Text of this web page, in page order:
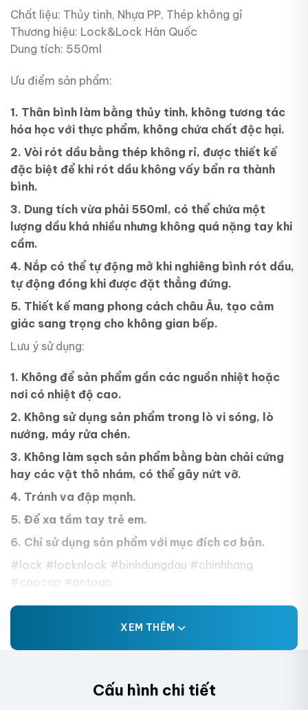
Chất liệu: Thủy tinh, Nhựa PP, Thép không gỉ
Thương hiệu: Lock&Lock Hàn Quốc
Dung tích: 550ml
Ưu điểm sản phẩm:
1. Thân bình làm bằng thủy tinh, không tương tác
hóa học với thực phẩm, không chứa chất độc hại.
2. Vòi rót dầu bằng thép không rỉ, được thiết kế
đặc biệt để khi rót dầu không vấy bẩn ra thành
bình.
3. Dung tích vừa phải 550ml, có thể chứa một
lượng dầu khá nhiều nhưng không quá nặng tay khi
cầm.
4. Nắp có thể tự động mở khi nghiêng bình rót dầu,
tự động đóng khi được đặt thẳng đứng.
5. Thiết kế mang phong cách châu Âu, tạo cảm
giác sang trọng cho không gian bếp.
Lưu ý sử dụng:
1. Không để sản phẩm gần các nguồn nhiệt hoặc
nơi có nhiệt độ cao.
2. Không sử dụng sản phẩm trong lò vi sóng, lò
nướng, máy rửa chén.
3. Không làm sạch sản phẩm bằng bàn chải cứng
hay các vật thô nhám, có thể gây nứt vỡ.
4. Tránh va đập mạnh.
5. Để xa tầm tay trẻ em.
6. Chỉ sử dụng sản phẩm với mục đích cơ bản.
#lock #locknlock #binhdungdau #chinhhang
#caocap #antoan
XEM THÊM
Cấu hình chi tiết